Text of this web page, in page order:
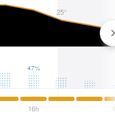
25°
47%
16h